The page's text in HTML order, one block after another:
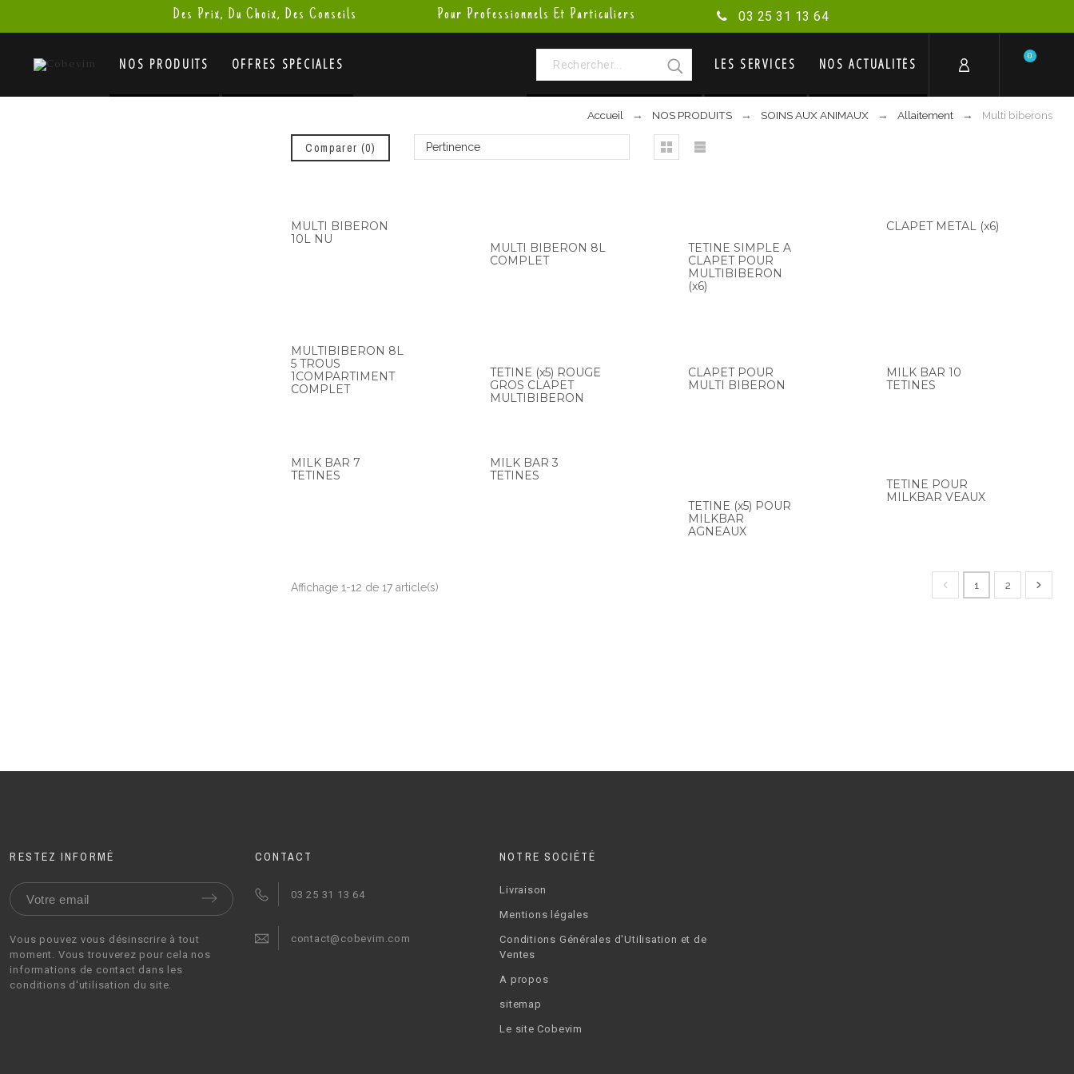
Des Prix, Du Choix, Des Conseils Pour Professionnels Et Particuliers 03 25 31 13 64
NOS PRODUITS OFFRES SPÉCIALES LES SERVICES NOS ACTUALITÉS 0
Accueil NOS PRODUITS SOINS AUX ANIMAUX Allaitement Multi biberons
Comparer (0) Pertinence
MULTI BIBERON
10L NU
MULTI BIBERON 8L
COMPLET
TETINE SIMPLE A
CLAPET POUR
MULTIBIBERON
(x6)
CLAPET METAL (x6)
MULTIBIBERON 8L
5 TROUS
1COMPARTIMENT
COMPLET
TETINE (x5) ROUGE
GROS CLAPET
MULTIBIBERON
CLAPET POUR
MULTI BIBERON
MILK BAR 10
TETINES
MILK BAR 7
TETINES
MILK BAR 3
TETINES
TETINE (x5) POUR
MILKBAR
AGNEAUX
TETINE POUR
MILKBAR VEAUX
Affichage 1-12 de 17 article(s) 1 2
RESTEZ INFORMÉ
Vous pouvez vous désinscrire à tout
moment. Vous trouverez pour cela nos
informations de contact dans les
conditions d'utilisation du site.
CONTACT
03 25 31 13 64
contact@cobevim.com
NOTRE SOCIÉTÉ
Livraison
Mentions légales
Conditions Générales d'Utilisation et de
Ventes
A propos
sitemap
Le site Cobevim